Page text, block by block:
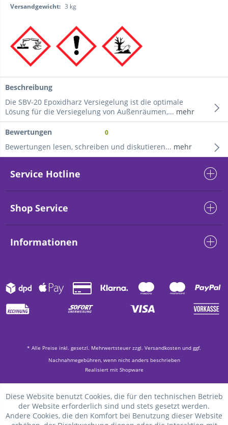
Versandgewicht: 3 kg
Beschreibung
Die SBV-20 Epoxidharz Versiegelung ist die optimale
Lösung für die Versiegelung von Außenräumen,... mehr
Bewertungen 0
Bewertungen lesen, schreiben und diskutieren... mehr
Service Hotline
Shop Service
Informationen
* Alle Preise inkl. gesetzl. Mehrwertsteuer zzgl. Versandkosten und ggf.
Nachnahmegebühren, wenn nicht anders beschrieben
Realisiert mit Shopware
Diese Website benutzt Cookies, die für den technischen Betrieb
der Website erforderlich sind und stets gesetzt werden.
Andere Cookies, die den Komfort bei Benutzung dieser Website